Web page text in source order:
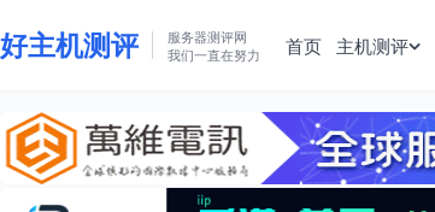
好主机测评
服务器测评网
我们一直在努力
首页 主机测评